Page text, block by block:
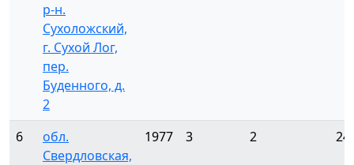
р-н.
Сухоложский,
г. Сухой Лог,
пер.
Буденного, д.
2
6
обл.
Свердловская,
1977 3 2 24